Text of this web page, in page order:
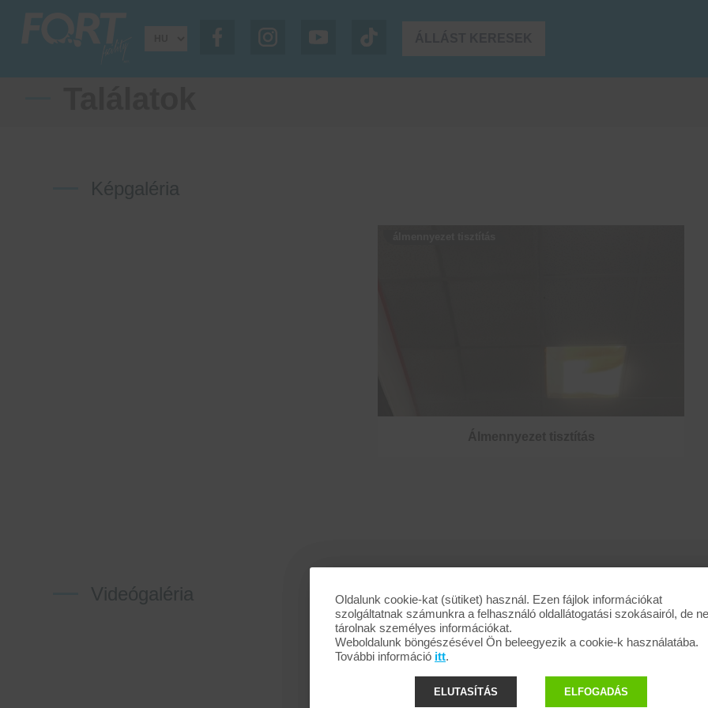
Képgaléria
Videógaléria
Oldalunk cookie-kat (sütiket) használ. Ezen fájlok információkat
szolgáltatnak számunkra a felhasználó oldallátogatási szokásairól, de
tárolnak személyes információkat.
Weboldalunk böngészésével Ön beleegyezik a cookie-k használatába.
További információ itt.
ELUTASÍTÁS ELFOGADÁS